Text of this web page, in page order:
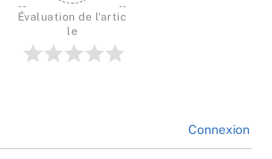
Évaluation de l'artic
le
Connexion